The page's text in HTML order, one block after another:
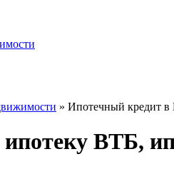
» Ипотечный кредит
ипотеку ВТБ,